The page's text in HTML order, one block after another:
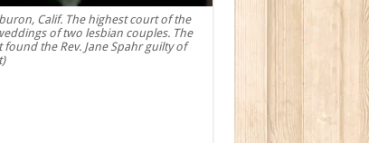
Calif. The highest court of the
of two lesbian couples. The
the Rev. Jane Spahr guilty of